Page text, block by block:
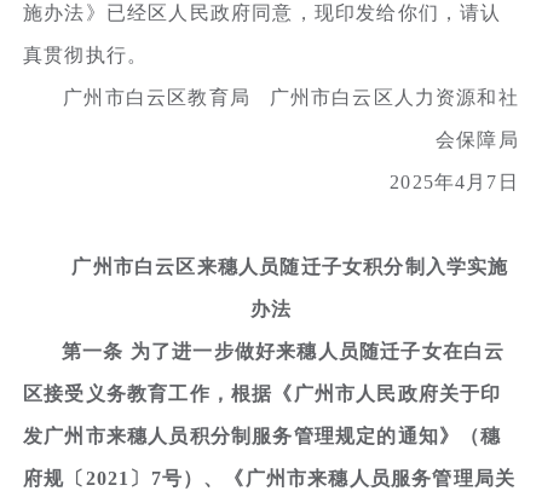
施办法》已经区人民政府同意，现印发给你们，请认
真贯彻执行。
广州市白云区教育局 广州市白云区人力资源和社
会保障局
2025年4月7日
广州市白云区来穗人员随迁子女积分制入学实施
办法
第一条 为了进一步做好来穗人员随迁子女在白云
区接受义务教育工作，根据《广州市人民政府关于印
发广州市来穗人员积分制服务管理规定的通知》（穗
府规〔2021〕7号）、《广州市来穗人员服务管理局关